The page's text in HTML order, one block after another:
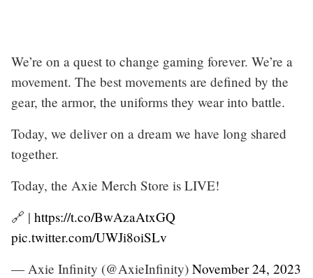
We’re on a quest to change gaming forever. We’re a
movement. The best movements are defined by the
gear, the armor, the uniforms they wear into battle.
Today, we deliver on a dream we have long shared
together.
Today, the Axie Merch Store is LIVE!
🔗 | https://t.co/BwAzaAtxGQ
pic.twitter.com/UWJi8oiSLv
— Axie Infinity (@AxieInfinity) November 24, 2023